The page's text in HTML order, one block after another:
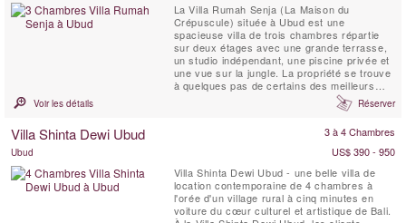
La Villa Rumah Senja (La Maison du
Crépuscule) située à Ubud est une
spacieuse villa de trois chambres répartie
sur deux étages avec une grande terrasse,
un studio indépendant, une piscine privée et
une vue sur la jungle. La propriété se trouve
à quelques pas de certains des meilleurs
restaurants d’Ubud et fait partie du domaine
Rumah Hujan. Cette charmante maison de
un sentiment d'abri et d'intimité face à
Voir les détails Réserver
Villa Shinta Dewi Ubud 3 à 4 Chambres
Ubud
US$ 390 - 950
Villa Shinta Dewi Ubud - une belle villa de
location contemporaine de 4 chambres à
l'orée d'un village rural à cinq minutes en
voiture du cœur culturel et artistique de Bali.